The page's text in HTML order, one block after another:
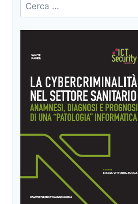
GUIDA
DEFINITIVA
per: